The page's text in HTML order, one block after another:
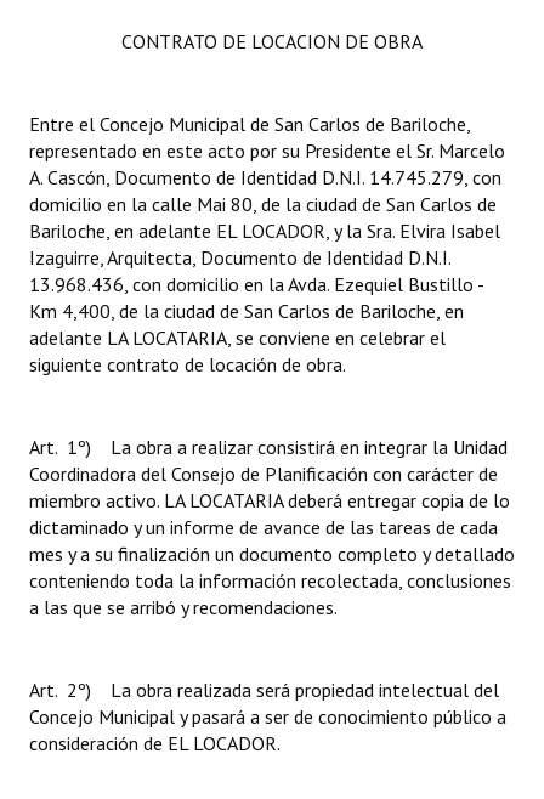
CONTRATO DE LOCACION DE OBRA
Entre el Concejo Municipal de San Carlos de Bariloche,
representado en este acto por su Presidente el Sr. Marcelo
A. Cascón, Documento de Identidad D.N.I. 14.745.279, con
domicilio en la calle Mai 80, de la ciudad de San Carlos de
Bariloche, en adelante EL LOCADOR, y la Sra. Elvira Isabel
Izaguirre, Arquitecta, Documento de Identidad D.N.I.
13.968.436, con domicilio en la Avda. Ezequiel Bustillo -
Km 4,400, de la ciudad de San Carlos de Bariloche, en
adelante LA LOCATARIA, se conviene en celebrar el
siguiente contrato de locación de obra.
Art. 1º) La obra a realizar consistirá en integrar la Unidad
Coordinadora del Consejo de Planificación con carácter de
miembro activo. LA LOCATARIA deberá entregar copia de lo
dictaminado y un informe de avance de las tareas de cada
mes y a su finalización un documento completo y detallado
conteniendo toda la información recolectada, conclusiones
a las que se arribó y recomendaciones.
Art. 2º) La obra realizada será propiedad intelectual del
Concejo Municipal y pasará a ser de conocimiento público a
consideración de EL LOCADOR.